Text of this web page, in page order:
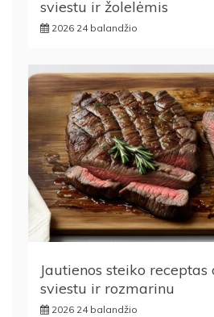
sviestu ir žolelėmis
2026 24 balandžio
Jautienos steiko
sviestu ir rozmarinu
2026 24 balandžio